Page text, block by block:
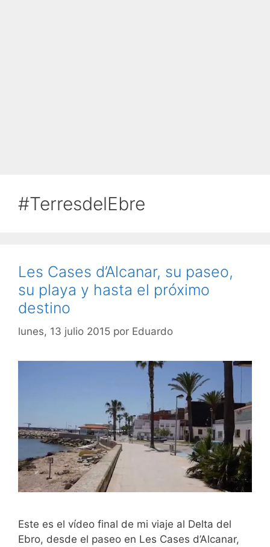
#TerresdelEbre
Les Cases d’Alcanar, su paseo,
su playa y hasta el próximo
destino
lunes, 13 julio 2015 por Eduardo
Este es el vídeo final de mi viaje al Delta del
Ebro, desde el paseo en Les Cases d’Alcanar,